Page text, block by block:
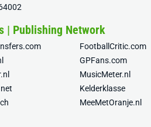
| Publishing Network
FootballCritic.com
GPFans.com
MusicMeter.nl
Kelderklasse
MeeMetOranje.nl